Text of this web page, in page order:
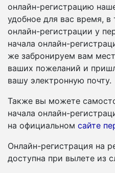
онлайн-регистрацию
удобное для вас время, в
онлайн-регистрации у
начала онлайн-
же забронируем вам
ваших пожеланий и
вашу электронную почту.
Также вы можете
начала онлайн-
на официальном сайте
Онлайн-регистрация на
доступна при вылете из